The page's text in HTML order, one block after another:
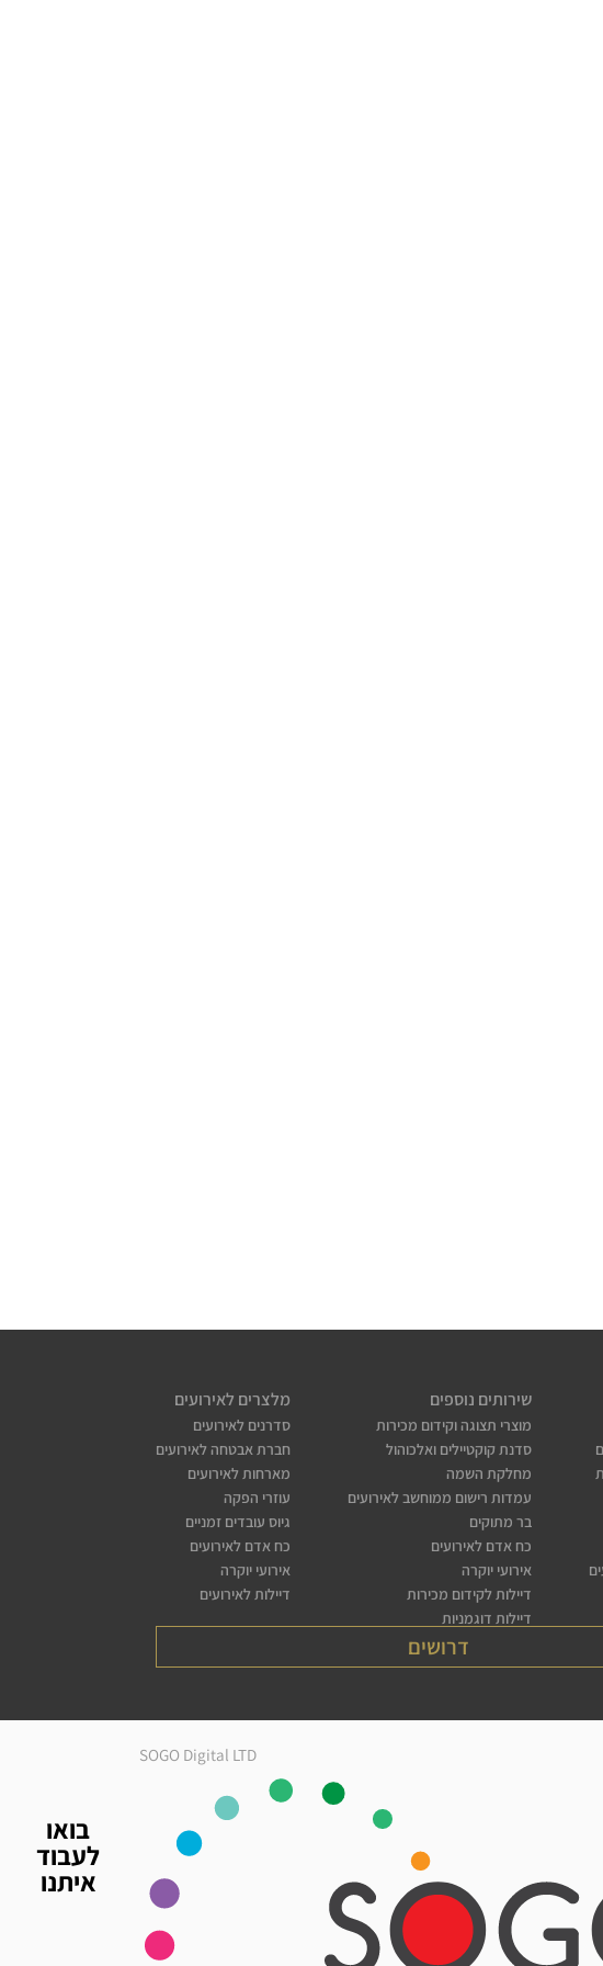
בואו
לעבוד
איתנו
שירותים נוספים
מוצרי תצוגה וקידום מכירות
סדנת קוקטיילים ואלכוהול
מחלקת השמה
עמדות רישום ממוחשב לאירועים
בר מתוקים
כח אדם לאירועים
אירועי יוקרה
דיילות לקידום מכירות
דיילות דוגמניות
מלצרים לאירועים
סדרנים לאירועים
חברת אבטחה לאירועים
מארחות לאירועים
עוזרי הפקה
גיוס עובדים זמניים
כח אדם לאירועים
אירועי יוקרה
דיילות לאירועים
דרושים
SOGO Digital LTD